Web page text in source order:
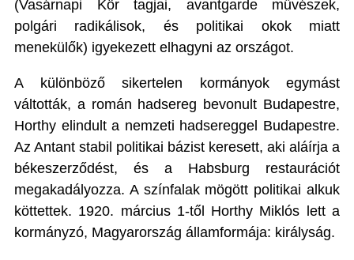
(Vasárnapi Kör tagjai, avantgarde művészek,
polgári radikálisok, és politikai okok miatt
menekülők) igyekezett elhagyni az országot.
A különböző sikertelen kormányok egymást
váltották, a román hadsereg bevonult Budapestre,
Horthy elindult a nemzeti hadsereggel Budapestre.
Az Antant stabil politikai bázist keresett, aki aláírja a
békeszerződést, és a Habsburg restaurációt
megakadályozza. A színfalak mögött politikai alkuk
köttettek. 1920. március 1-től Horthy Miklós lett a
kormányzó, Magyarország államformája: királyság.